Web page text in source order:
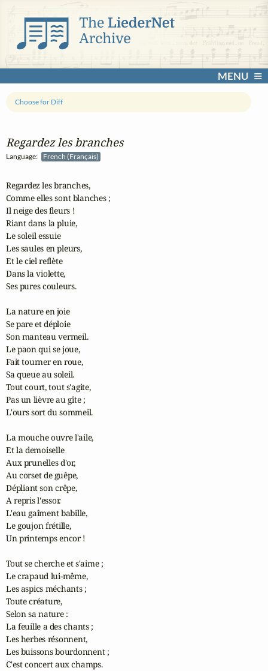
MENU
Regardez les branches
Language: French (Français)
Choose for Diff
Regardez les branches,
Comme elles sont blanches ;
Il neige des fleurs !
Riant dans la pluie,
Le soleil essuie
Les saules en pleurs,
Et le ciel reflète
Dans la violette,
Ses pures couleurs.
La nature en joie
Se pare et déploie
Son manteau vermeil.
Le paon qui se joue,
Fait tourner en roue,
Sa queue au soleil.
Tout court, tout s'agite,
Pas un lièvre au gîte ;
L'ours sort du sommeil.
La mouche ouvre l'aile,
Et la demoiselle
Aux prunelles d'or,
Au corset de guêpe,
Dépliant son crêpe,
A repris l'essor.
L'eau gaîment babille,
Le goujon frétille,
Un printemps encor !
Tout se cherche et s'aime ;
Le crapaud lui-même,
Les aspics méchants ;
Toute créature,
Selon sa nature :
La feuille a des chants ;
Les herbes résonnent,
Les buissons bourdonnent ;
C'est concert aux champs.